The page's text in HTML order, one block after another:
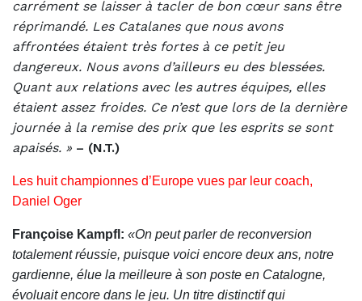
carrément se laisser à tacler de bon cœur sans être
réprimandé. Les Catalanes que nous avons
affrontées étaient très fortes à ce petit jeu
dangereux. Nous avons d’ailleurs eu des blessées.
Quant aux relations avec les autres équipes, elles
étaient assez froides. Ce n’est que lors de la dernière
journée à la remise des prix que les esprits se sont
apaisés. » – (N.T.)
Les huit championnes d’Europe vues par leur coach,
Daniel Oger
Françoise Kampfl: «On peut parler de reconversion
totalement réussie, puisque voici encore deux ans, notre
gardienne, élue la meilleure à son poste en Catalogne,
évoluait encore dans le jeu. Un titre distinctif qui